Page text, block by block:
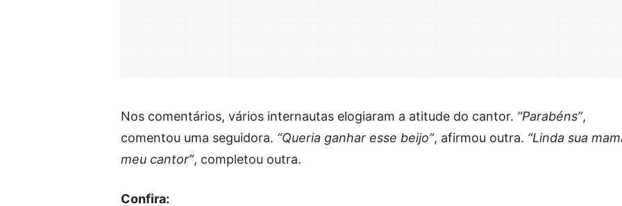
Nos comentários, vários internautas elogiaram a atitude do cantor. “Parabéns”,
comentou uma seguidora. “Queria ganhar esse beijo”, afirmou outra. “Linda sua
meu cantor”, completou outra.
Confira: